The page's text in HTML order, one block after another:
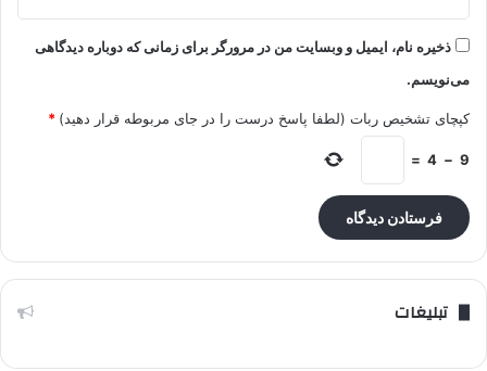
ذخیره نام، ایمیل و وبسایت من در مرورگر برای زمانی که دوباره دیدگاهی
می‌نویسم.
کپچای تشخیص ربات (لطفا پاسخ درست را در جای مربوطه قرار دهید) *
9
−
4
=
تبلیغات